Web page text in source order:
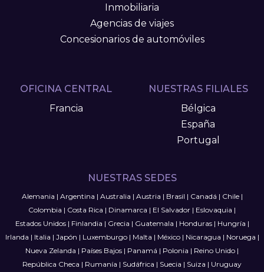
Inmobiliaria
Agencias de viajes
Concesionarios de automóviles
OFICINA CENTRAL
Francia
NUESTRAS FILIALES
Bélgica
España
Portugal
NUESTRAS SEDES
Alemania | Argentina | Australia | Austria | Brasil | Canadá | Chile|
Colombia | Costa Rica | Dinamarca | El Salvador | Eslovaquia |
Estados Unidos| Finlandia | Grecia | Guatemala | Honduras| Hungría |
Irlanda | Italia | Japón | Luxemburgo| Malta | México| Nicaragua | Noruega |
Nueva Zelanda | Países Bajos | Panamá | Polonia | Reino Unido |
República Checa | Rumanía | Sudáfrica | Suecia | Suiza | Uruguay